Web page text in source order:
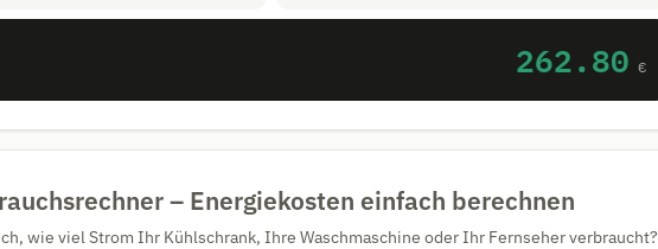
262.80 €
– Energiekosten einfach berechnen
wie viel Strom Ihr Kühlschrank, Ihre Waschmaschine oder Ihr Fernseher verbraucht?